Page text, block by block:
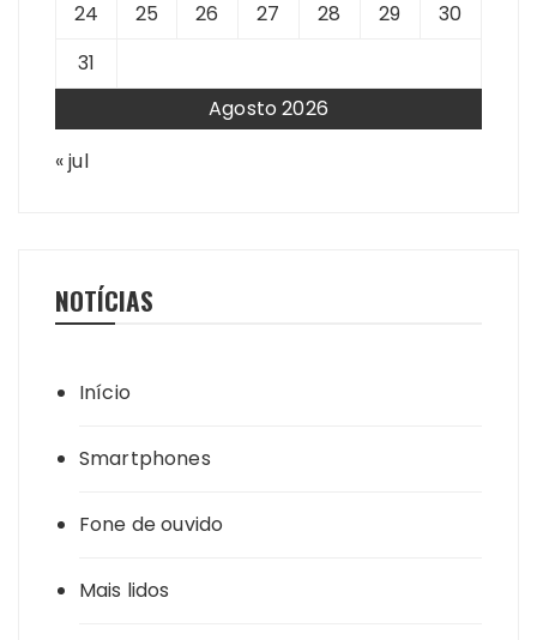
Agosto 2026
24
25 26 27 28 29
30
31
« jul
NOTÍCIAS
Início
Smartphones
Fone de ouvido
Mais lidos